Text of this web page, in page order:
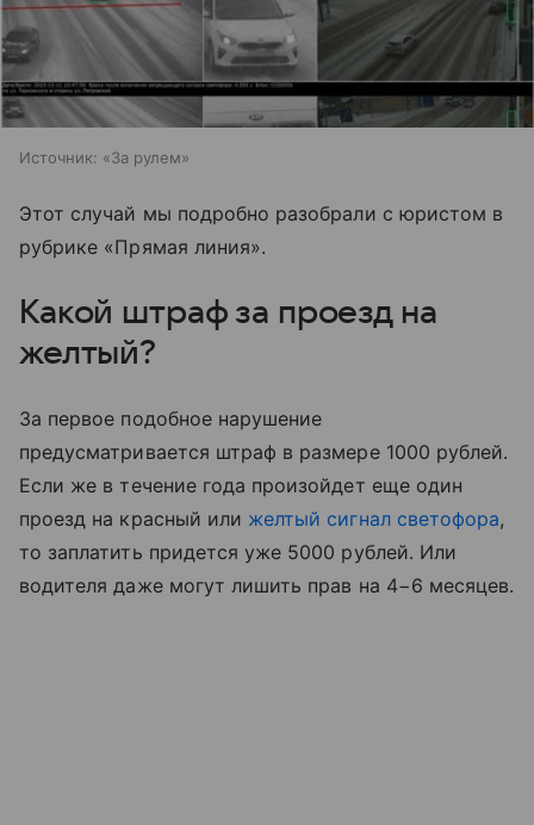
Источник: «За рулем»
Этот случай мы подробно разобрали с юристом в
рубрике «Прямая линия».
Какой штраф за проезд на
желтый?
За первое подобное нарушение
предусматривается штраф в размере 1000 рублей.
Если же в течение года произойдет еще один
проезд на красный или желтый сигнал светофора,
то заплатить придется уже 5000 рублей. Или
водителя даже могут лишить прав на 4−6 месяцев.